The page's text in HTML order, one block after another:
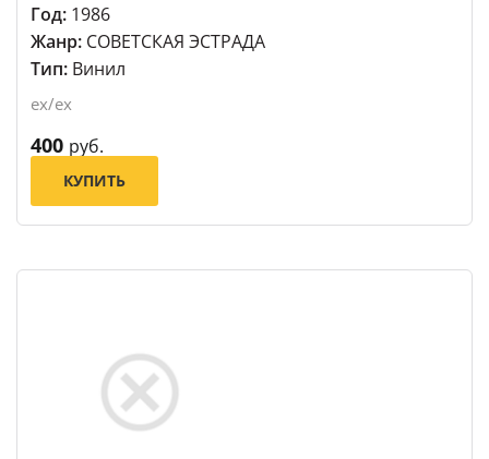
Год: 1986
Жанр: СОВЕТСКАЯ ЭСТРАДА
Тип: Винил
ex/ex
400 руб.
КУПИТЬ